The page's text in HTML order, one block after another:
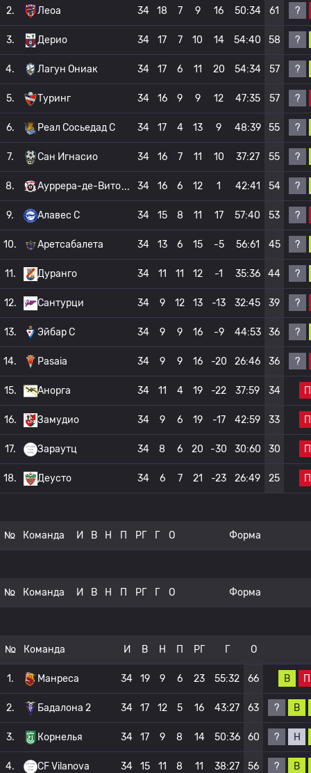
2. Леоа 34 18 7 9 16 50:34 61 ?
3. Дерио 34 17 7 10 14 54:40 58 ?
4. Лагун Ониак 34 17 6 11 20 54:34 57 ?
5. Туринг 34 16 9 9 12 47:35 57 ?
6. Реал Сосьедад C 34 17 4 13 9 48:39 55 ?
7. Сан Игнасио 34 16 7 11 10 37:27 55 ?
8. Ауррера-де-Вито 34 16 6 12 1 42:41 54 ?
9. Алавес С 34 15 8 11 17 57:40 53 ?
10. Аретсабалета 34 13 6 15 -5 56:61 45 ?
11. Дуранго 34 11 11 12 -1 35:36 44 ?
12. Сантурци 34 9 12 13 -13 32:45 39 ?
13. Эйбар C 34 9 9 16 -9 44:53 36 ?
14. Pasaia 34 9 9 16 -20 26:46 36 ?
15. Анорга 34 11 4 19 -22 37:59 34 П
16. Замудио 34 9 6 19 -17 42:59 33 П
17. Зараутц 34 8 6 20 -30 30:60 30 П
18. Деусто 34 6 7 21 -23 26:49 25 П
№ Команда И В Н П РГ Г О Форма
№ Команда И В Н П РГ Г О Форма
№ Команда И В Н П РГ Г О
1. Манреса 34 19 9 6 23 55:32 66 В П
2. Бадалона 2 34 17 12 5 16 43:27 63 ? В
3. Корнелья 34 17 9 8 14 50:36 60 ? Н
4. CF Vilanova 34 15 11 8 11 38:27 56 ? В